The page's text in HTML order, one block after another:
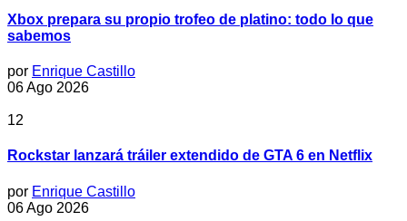
Xbox prepara su propio trofeo de platino: todo lo que
sabemos
por Enrique Castillo
06 Ago 2026
12
Rockstar lanzará tráiler extendido de GTA 6 en Netflix
por Enrique Castillo
06 Ago 2026